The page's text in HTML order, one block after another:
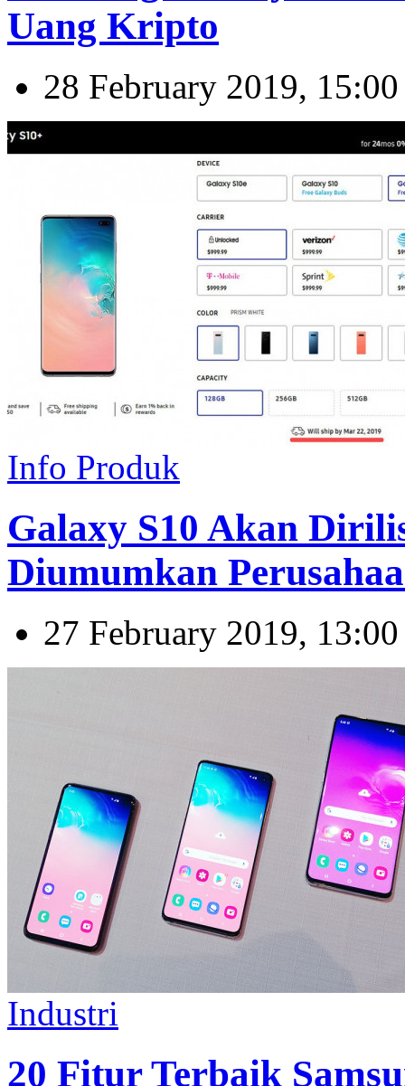
Uang Kripto
28 February 2019, 15:00
Info Produk
Galaxy S10 Akan
Diumumkan
27 February 2019, 13:00
Industri
20 Fitur Terbaik